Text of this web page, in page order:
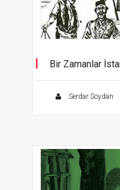
Bir Zamanlar
Serdar Soydan